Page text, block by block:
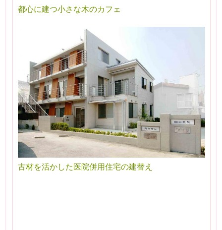
都心に建つ小さな木のカフェ
古材を活かした医院併用住宅の建替え